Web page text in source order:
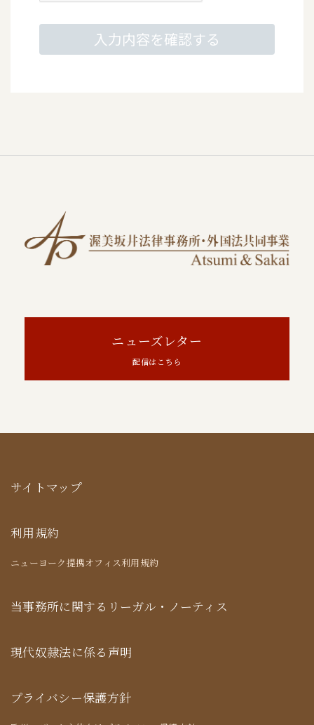
ニューズレター
配信はこちら
サイトマップ
利用規約
ニューヨーク提携オフィス利用規約
当事務所に関するリーガル・ノーティス
現代奴隷法に係る声明
プライバシー保護方針